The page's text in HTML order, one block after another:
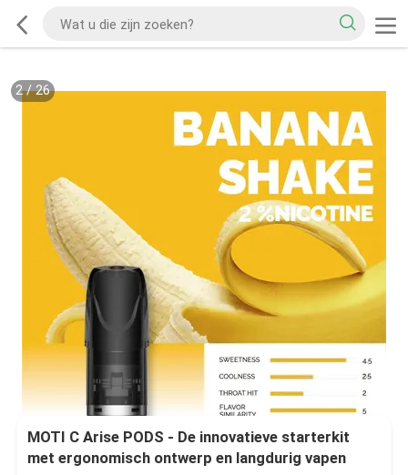
2/26
MOTI C Arise PODS - De innovatieve starterkit
met ergonomisch ontwerp en langdurig vapen